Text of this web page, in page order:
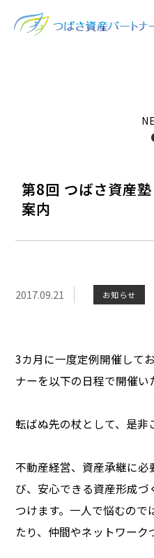
第8回 つばさ資産
案内
2017.09.21 お知らせ
3カ月に一度定例開催して
ナーを以下の日程で開催い
転ばぬ先の杖として、是非
不動産経営、資産承継に
び、安心できる資産形成
つけます。一人で悩むの
たり、仲間やネットワーク